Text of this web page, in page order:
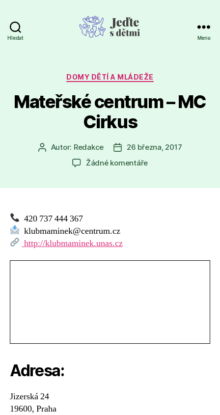
Hledat Menu
Rubriky
DOMY DĚTÍ A MLÁDEŽE
Mateřské centrum – MC
Cirkus
Autor
příspěvku
Autor: Redakce
Datum
příspěvku
26 března, 2017
Žádné komentářeu
420 737 444 367
klubmaminek@centrum.cz
http://klubmaminek.unas.cz
Adresa:
Jizerská 24
19600, Praha